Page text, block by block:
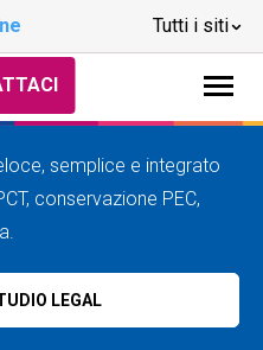
Tutti i siti
semplice e integrato
conservazione PEC,
LEGAL